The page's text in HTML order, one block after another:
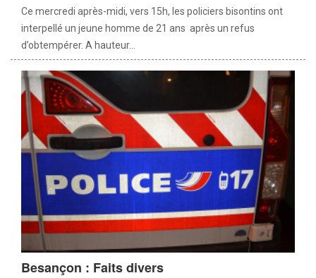
Ce mercredi après-midi, vers 15h, les policiers bisontins ont
interpellé un jeune homme de 21 ans après un refus
d’obtempérer. A hauteur...
Besançon : Faits divers